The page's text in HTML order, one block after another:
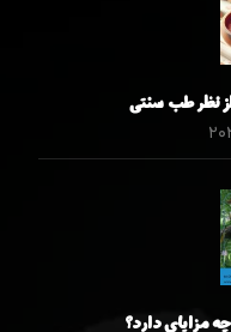
نظر طب سنتی
مزایای دارد؟